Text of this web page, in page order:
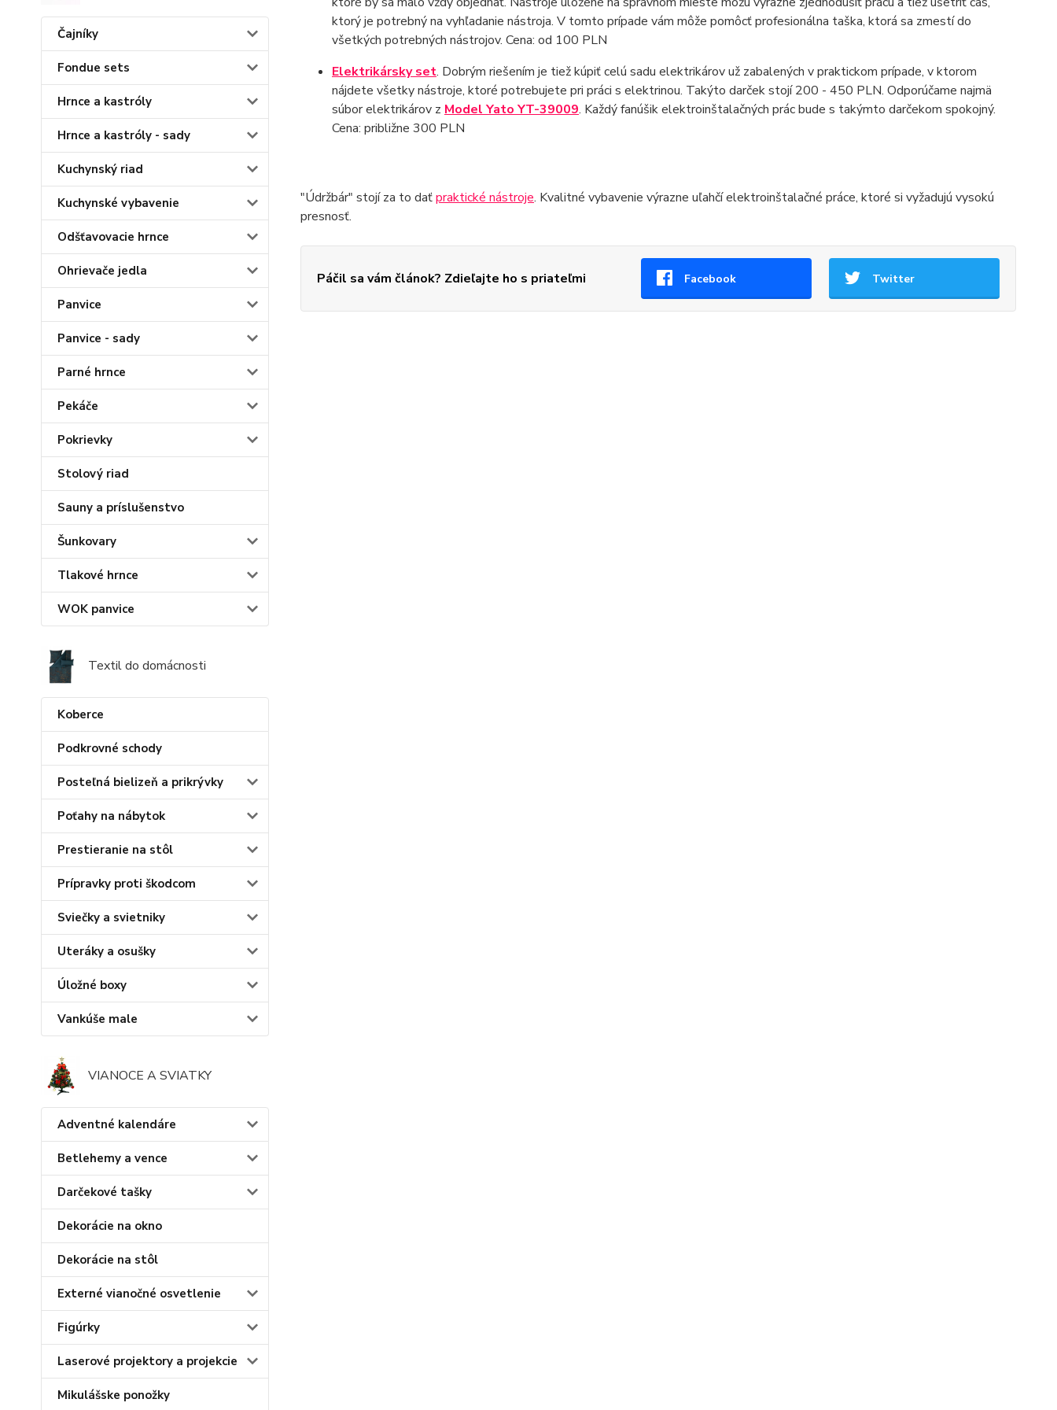
Čajníky
Fondue sets
Hrnce a kastróly
Hrnce a kastróly - sady
Kuchynský riad
Kuchynské vybavenie
Odšťavovacie hrnce
Ohrievače jedla
Panvice
Panvice - sady
Parné hrnce
Pekáče
Pokrievky
Stolový riad
Sauny a príslušenstvo
Šunkovary
Tlakové hrnce
WOK panvice
Textil do domácnosti
Koberce
Podkrovné schody
Posteľná bielizeň a prikrývky
Poťahy na nábytok
Prestieranie na stôl
Prípravky proti škodcom
Sviečky a svietniky
Uteráky a osušky
Úložné boxy
Vankúše male
VIANOCE A SVIATKY
Adventné kalendáre
Betlehemy a vence
Darčekové tašky
Dekorácie na okno
Dekorácie na stôl
Externé vianočné osvetlenie
Figúrky
Laserové projektory a projekcie
Mikulášske ponožky
ktorý je potrebný na vyhľadanie nástroja. V tomto prípade vám môže pomôcť profesionálna taška, ktorá sa zmestí do
všetkých potrebných nástrojov. Cena: od 100 PLN
Elektrikársky set. Dobrým riešením je tiež kúpiť celú sadu elektrikárov už zabalených v praktickom prípade, v ktorom
nájdete všetky nástroje, ktoré potrebujete pri práci s elektrinou. Takýto darček stojí 200 - 450 PLN. Odporúčame najmä
súbor elektrikárov z Model Yato YT-39009. Každý fanúšik elektroinštalačných prác bude s takýmto darčekom spokojný.
Cena: približne 300 PLN
"Údržbár" stojí za to daťpraktické nástroje. Kvalitné vybavenie výrazne uľahčí elektroinštalačné práce, ktoré si vyžadujú vysokú
presnosť.
Páčil sa vám článok? Zdieľajte ho s priateľmi Facebook Twitter